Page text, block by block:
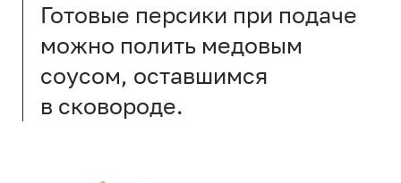
Готовые персики при подаче
можно полить медовым
соусом, оставшимся
в сковороде.